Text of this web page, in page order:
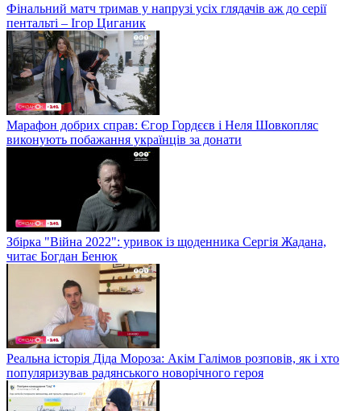
Фінальний матч тримав у напрузі усіх глядачів аж до серії
пентальті – Ігор Циганик
Марафон добрих справ: Єгор Гордєєв і Неля Шовкопляс
виконують побажання українців за донати
Збірка "Війна 2022": уривок із щоденника Сергія Жадана,
читає Богдан Бенюк
Реальна історія Діда Мороза: Акім Галімов розповів, як і хто
популяризував радянського новорічного героя